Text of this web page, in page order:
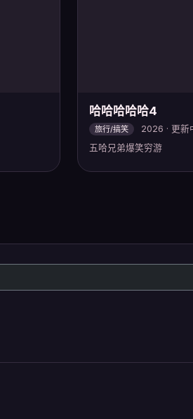
哈哈哈哈哈4
旅行/搞笑
2026 · 更新
五哈兄弟爆笑穷游